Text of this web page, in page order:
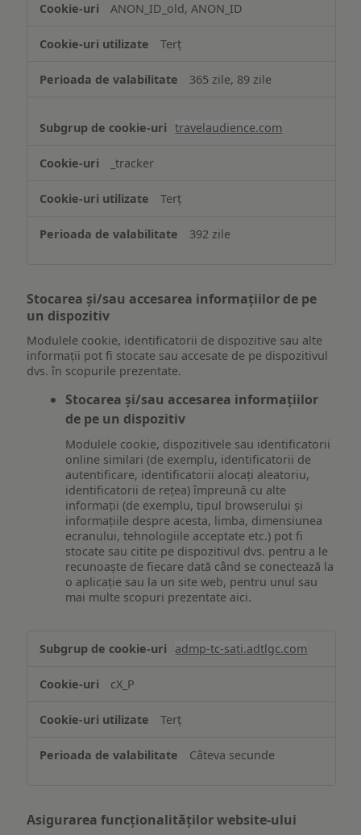
ANON_ID_old, ANON_ID
Terț
365 zile, 89 zile
travelaudience.com
_tracker
Terț
392 zile
Stocarea și/sau accesarea informațiilor de pe
un dispozitiv
Modulele cookie, identificatorii de dispozitive sau alte
informații pot fi stocate sau accesate de pe dispozitivul
dvs. în scopurile prezentate.
Stocarea și/sau accesarea informațiilor
de pe un dispozitiv
Modulele cookie, dispozitivele sau identificatorii
online similari (de exemplu, identificatorii de
autentificare, identificatorii alocați aleatoriu,
identificatorii de rețea) împreună cu alte
informații (de exemplu, tipul browserului și
informațiile despre acesta, limba, dimensiunea
ecranului, tehnologiile acceptate etc.) pot fi
stocate sau citite pe dispozitivul dvs. pentru a le
recunoaște de fiecare dată când se conectează la
o aplicație sau la un site web, pentru unul sau
mai multe scopuri prezentate aici.
și/sau
informațiilor
pe
dispozitiv
admp-tc-sati.adtlgc.com
cX_P
Terț
Câteva secunde
Asigurarea funcționalităților website-ului